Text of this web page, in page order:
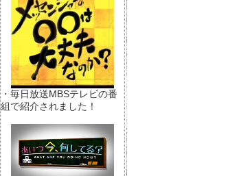
・毎日放送MBSテレビの番
組で紹介されました！